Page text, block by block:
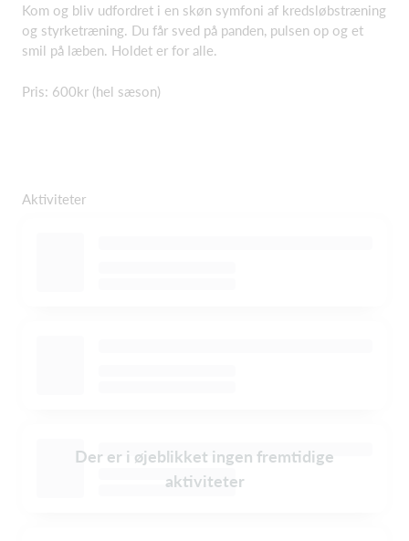
Kom og bliv udfordret i en skøn symfoni af kredsløbstræning
og styrketræning. Du får sved på panden, pulsen op og et
smil på læben. Holdet er for alle.
Pris: 600kr (hel sæson)
Aktiviteter
Der er i øjeblikket ingen fremtidige
aktiviteter